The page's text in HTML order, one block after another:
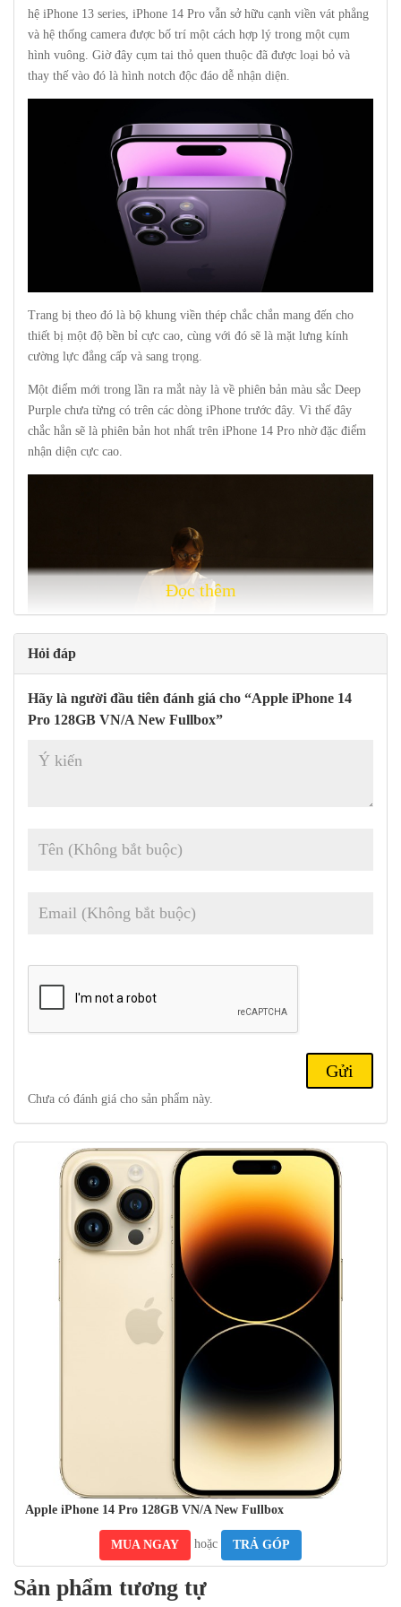
hệ iPhone 13 series, iPhone 14 Pro vẫn sở hữu cạnh viền vát phẳng
và hệ thống camera được bố trí một cách hợp lý trong một cụm
hình vuông. Giờ đây cụm tai thỏ quen thuộc đã được loại bỏ và
thay thế vào đó là hình notch độc đáo dễ nhận diện.
Trang bị theo đó là bộ khung viền thép chắc chắn mang đến cho
thiết bị một độ bền bỉ cực cao, cùng với đó sẽ là mặt lưng kính
cường lực đẳng cấp và sang trọng.
Một điểm mới trong lần ra mắt này là về phiên bản màu sắc Deep
Purple chưa từng có trên các dòng iPhone trước đây. Vì thế đây
chắc hẳn sẽ là phiên bản hot nhất trên iPhone 14 Pro nhờ đặc điểm
nhận diện cực cao.
iPhone 14 Pro sở hữu hiệu năng đánh bật mọi đối thủ
Trang bị bộ vi xử lý A16 Bionic mới nhất của Apple, máy trang bị
không những cho hiệu năng mạnh mẽ cân mọi tác vụ cũng như ứng
phép tính mỗi giây, giúp cải thiện hiệu năng tính toán của cả CPU
iPhone 14 Pro có thiết kế Dynamic Island hoàn toàn mới
Màn hình nhỏ gọn với kích thước 6.1 inch tràn viền cả bốn cạnh,
không gian hiển thị đủ lớn để đọc báo, xem phim, giải trí,… tấm
nền OLED tiên tiến cùng độ phân giải 2556 x 1179 Pixels cho màu
sắc sống động, các chi tiết thể hiện rõ nét nhất.
Tuy nhiên với nhu cầu sử dụng với màn hình lớn hơn thì người
dùng có thể tham khảo thêm phiên bản iPhone 14 Pro Max.
Đọc thêm
Hỏi đáp
Hãy là người đầu tiên đánh giá cho “Apple iPhone 14
Pro 128GB VN/A New Fullbox”
Chưa có đánh giá cho sản phẩm này.
Apple iPhone 14 Pro 128GB VN/A New Fullbox
MUA NGAY hoặc TRẢ GÓP
Sản phẩm tương tự